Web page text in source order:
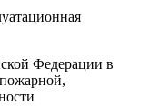
Федерации в